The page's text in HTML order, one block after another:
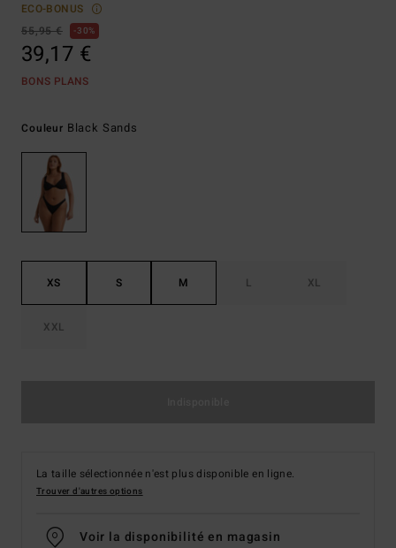
ECO-BONUS
55,95 €
30%
39,17 €
BONS PLANS
Couleur Black Sands
XS S M L XL
XXL
La taille sélectionnée n'est plus disponible en ligne.
Trouver d'autres options
Voir la disponibilité en magasin